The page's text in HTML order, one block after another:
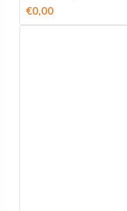
€0,00